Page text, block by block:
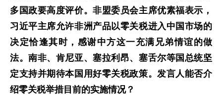
多国政要高度评价。非盟委员会主席优素福表示，
习近平主席允许非洲产品以零关税进入中国市场的
决定恰逢其时，感谢中方这一充满兄弟情谊的做
法。南非、肯尼亚、塞拉利昂、塞舌尔等国总统坚
定支持并期待本国用好零关税政策。发言人能否介
绍零关税举措目前的实施情况？